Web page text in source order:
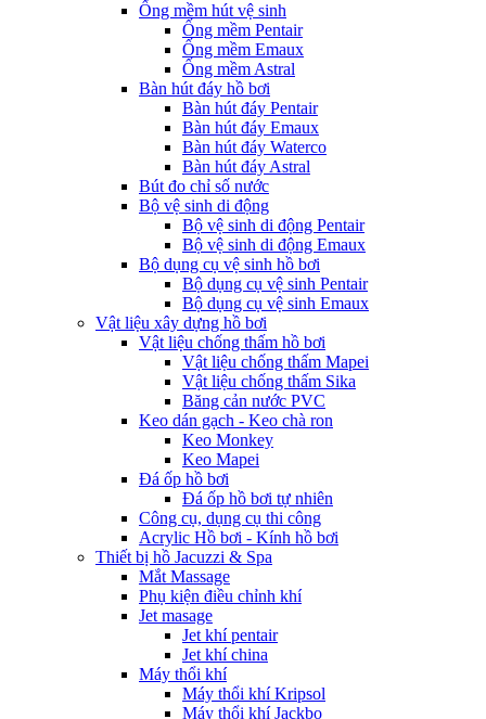
Ống mềm hút vệ sinh
Ống mềm Pentair
Ống mềm Emaux
Ống mềm Astral
Bàn hút đáy hồ bơi
Bàn hút đáy Pentair
Bàn hút đáy Emaux
Bàn hút đáy Waterco
Bàn hút đáy Astral
Bút đo chỉ số nước
Bộ vệ sinh di động
Bộ vệ sinh di động Pentair
Bộ vệ sinh di động Emaux
Bộ dụng cụ vệ sinh hồ bơi
Bộ dụng cụ vệ sinh Pentair
Bộ dụng cụ vệ sinh Emaux
Vật liệu xây dựng hồ bơi
Vật liệu chống thấm hồ bơi
Vật liệu chống thấm Mapei
Vật liệu chống thấm Sika
Băng cản nước PVC
Keo dán gạch - Keo chà ron
Keo Monkey
Keo Mapei
Đá ốp hồ bơi
Đá ốp hồ bơi tự nhiên
Công cụ, dụng cụ thi công
Acrylic Hồ bơi - Kính hồ bơi
Thiết bị hồ Jacuzzi & Spa
Mắt Massage
Phụ kiện điều chỉnh khí
Jet masage
Jet khí pentair
Jet khí china
Máy thổi khí
Máy thổi khí Kripsol
Máy thổi khí Jackbo